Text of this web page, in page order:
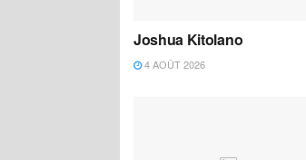
Joshua Kitolano
4 AOÛT 2026